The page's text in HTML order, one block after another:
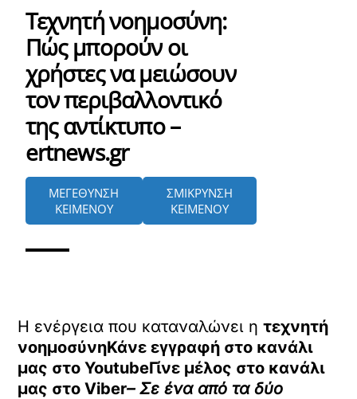
Τεχνητή νοημοσύνη:
Πώς μπορούν οι
χρήστες να μειώσουν
τον περιβαλλοντικό
της αντίκτυπο –
ertnews.gr
ΜΕΓΕΘΥΝΣΗ
ΚΕΙΜΕΝΟΥ
ΣΜΙΚΡΥΝΣΗ
ΚΕΙΜΕΝΟΥ
Η ενέργεια που καταναλώνει ητεχνητή
νοημοσύνηΚάνε εγγραφή στο κανάλι
μας στοYoutubeΓίνε μέλος στο κανάλι
μας στοViber– Σε ένα από τα δύο